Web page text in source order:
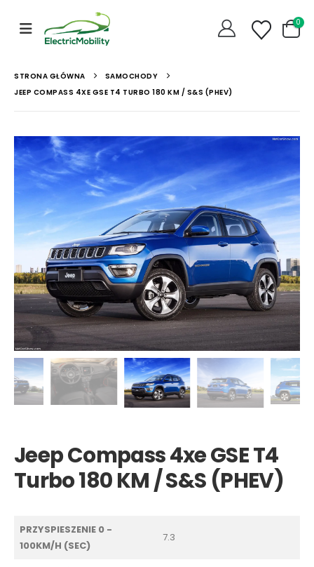
0
STRONA GŁÓWNA
SAMOCHODY
JEEP COMPASS 4XE GSE T4 TURBO 180 KM / S&S (PHEV)
Jeep Compass 4xe GSE T4
Turbo 180 KM / S&S (PHEV)
PRZYSPIESZENIE 0 -
100KM/H (SEC)
7.3